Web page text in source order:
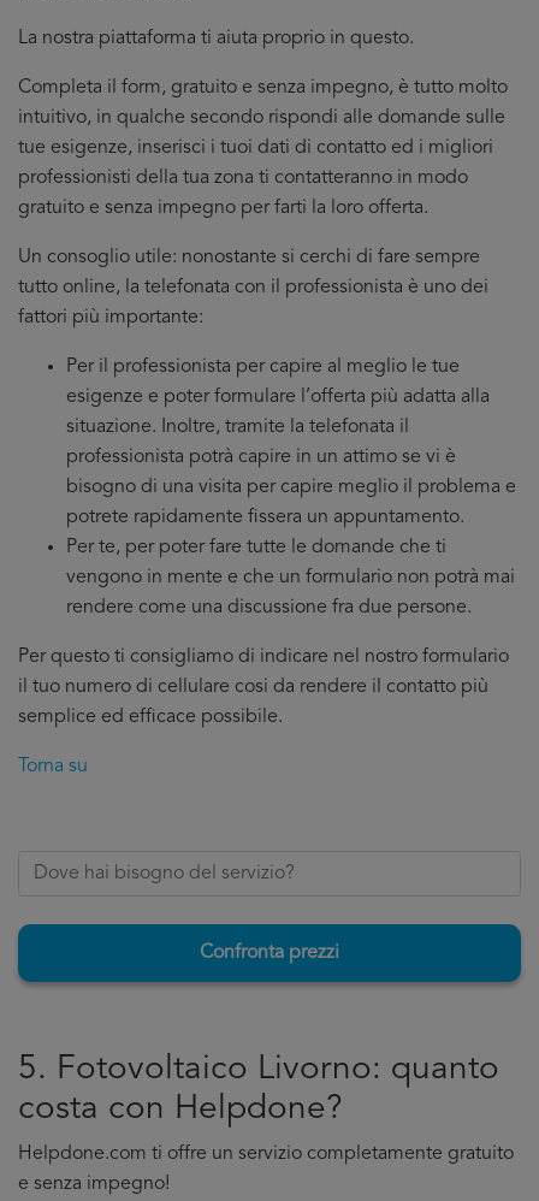
La nostra piattaforma ti aiuta proprio in questo.
Completa il form, gratuito e senza impegno, è tutto molto
intuitivo, in qualche secondo rispondi alle domande sulle
tue esigenze, inserisci i tuoi dati di contatto ed i migliori
professionisti della tua zona ti contatteranno in modo
gratuito e senza impegno per farti la loro offerta.
Un consoglio utile: nonostante si cerchi di fare sempre
tutto online, la telefonata con il professionista è uno dei
fattori più importante:
Per il professionista per capire al meglio le tue
esigenze e poter formulare l’offerta più adatta alla
situazione. Inoltre, tramite la telefonata il
professionista potrà capire in un attimo se vi è
bisogno di una visita per capire meglio il problema e
potrete rapidamente fissera un appuntamento.
Per te, per poter fare tutte le domande che ti
vengono in mente e che un formulario non potrà mai
rendere come una discussione fra due persone.
Per questo ti consigliamo di indicare nel nostro formulario
il tuo numero di cellulare cosi da rendere il contatto più
semplice ed efficace possibile.
Torna su
Confronta prezzi
5. Fotovoltaico Livorno: quanto
costa con Helpdone?
Helpdone.com ti offre un servizio completamente gratuito
e senza impegno!